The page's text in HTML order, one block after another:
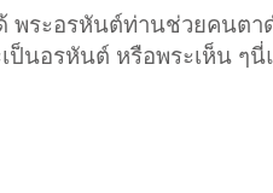
ระอรหันต์ท่านช่วยคนตา
ป็นอรหันต์ หรือพระเห็น ๆ